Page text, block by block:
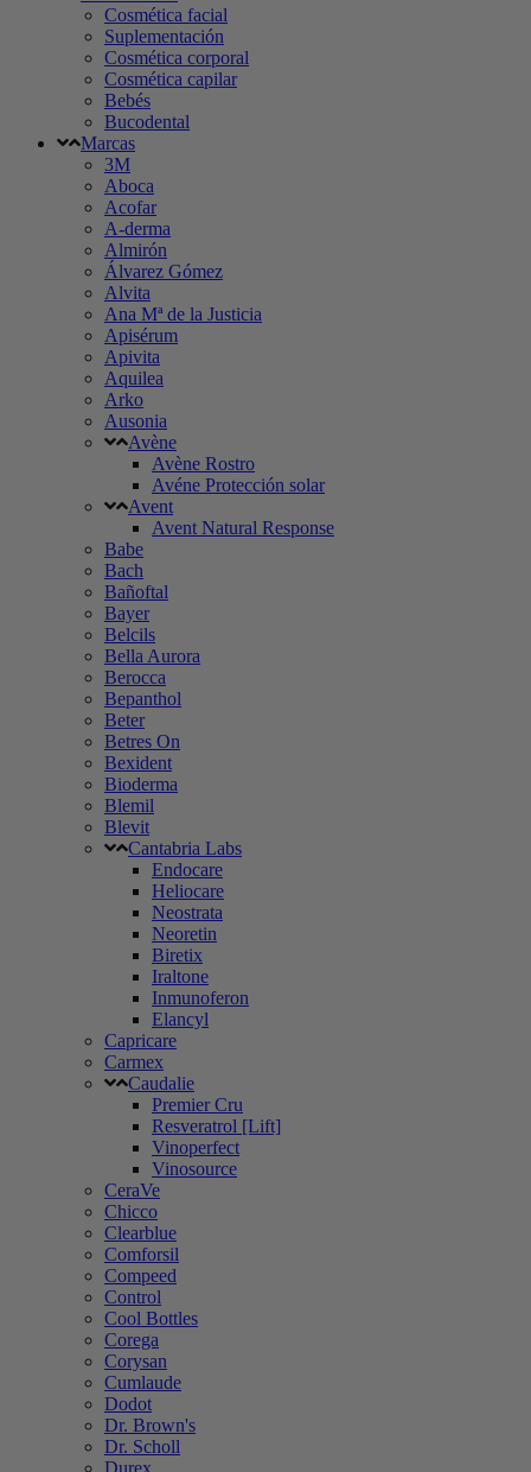
Cosmética facial
Suplementación
Cosmética corporal
Cosmética capilar
Bebés
Bucodental
Marcas
3M
Aboca
Acofar
A-derma
Almirón
Álvarez Gómez
Alvita
Ana Mª de la Justicia
Apisérum
Apivita
Aquilea
Arko
Ausonia
Avène
Avène Rostro
Avéne Protección solar
Avent
Avent Natural Response
Babe
Bach
Bañoftal
Bayer
Belcils
Bella Aurora
Berocca
Bepanthol
Beter
Betres On
Bexident
Bioderma
Blemil
Blevit
Cantabria Labs
Endocare
Heliocare
Neostrata
Neoretin
Biretix
Iraltone
Inmunoferon
Elancyl
Capricare
Carmex
Caudalie
Premier Cru
Resveratrol [Lift]
Vinoperfect
Vinosource
CeraVe
Chicco
Clearblue
Comforsil
Compeed
Control
Cool Bottles
Corega
Corysan
Cumlaude
Dodot
Dr. Brown's
Dr. Scholl